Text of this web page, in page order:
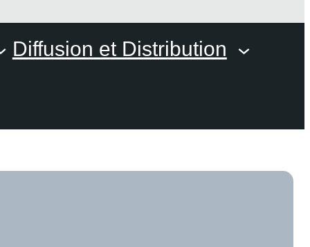
Diffusion et Distribution